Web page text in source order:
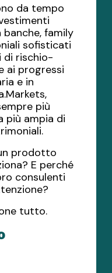
da tempo
family
sofisticati
di rischio-
ai progressi
e in
più
più ampia di
prodotto
E perché
consulenti
tutto.